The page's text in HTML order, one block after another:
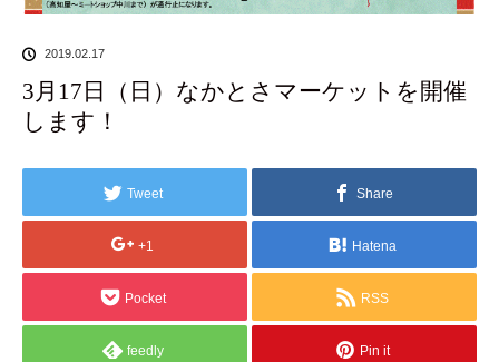
2019.02.17
3月17日（日）なかとさマーケットを開催
します！
Tweet Share
+1 Hatena
Pocket RSS
feedly Pin it